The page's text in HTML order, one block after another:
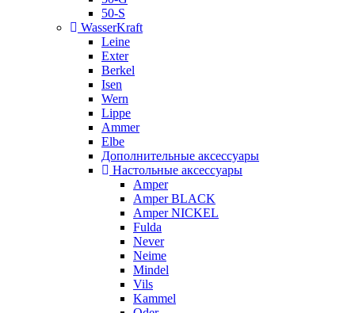
50-S
WasserKraft
Leine
Exter
Berkel
Isen
Wern
Lippe
Ammer
Elbe
Дополнительные аксессуары
Настольные аксессуары
Amper
Amper BLACK
Amper NICKEL
Fulda
Never
Neime
Mindel
Vils
Kammel